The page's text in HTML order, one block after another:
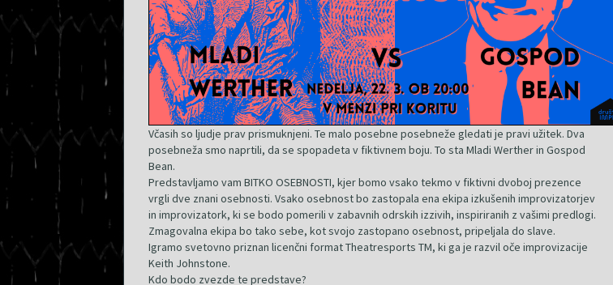
Včasih so ljudje prav prismuknjeni. Te malo posebne posebneže gledati je pravi užitek. Dva
posebneža smo naprtili, da se spopadeta v fiktivnem boju. To sta Mladi Werther in Gospod
Bean.
Predstavljamo vam BITKO OSEBNOSTI, kjer bomo vsako tekmo v fiktivni dvoboj prezence
vrgli dve znani osebnosti. Vsako osebnost bo zastopala ena ekipa izkušenih improvizatorjev
in improvizatork, ki se bodo pomerili v zabavnih odrskih izzivih, inspiriranih z vašimi predlogi.
Zmagovalna ekipa bo tako sebe, kot svojo zastopano osebnost, pripeljala do slave.
Igramo svetovno priznan licenčni format Theatresports TM, ki ga je razvil oče improvizacije
Keith Johnstone.
Kdo bodo zvezde te predstave?